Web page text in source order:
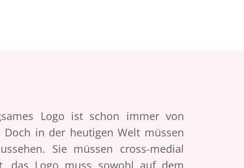
Logo ist schon immer von
Doch in der heutigen Welt müssen
Sie müssen cross-medial